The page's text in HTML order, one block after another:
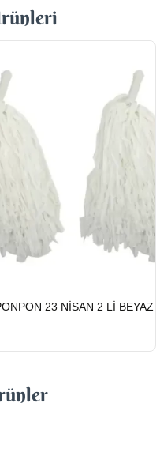
HIZLI
GÖNDERİ
23 NİSAN 2 Lİ BEYAZ